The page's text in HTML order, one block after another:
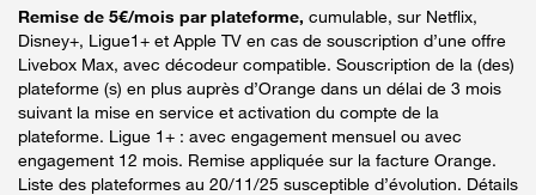
Remise de 5€/mois par plateforme, cumulable, sur Netflix,
Disney+, Ligue1+ et Apple TV en cas de souscription d’une offre
Livebox Max, avec décodeur compatible. Souscription de la (des)
plateforme (s) en plus auprès d’Orange dans un délai de 3 mois
suivant la mise en service et activation du compte de la
plateforme. Ligue 1+ : avec engagement mensuel ou avec
engagement 12 mois. Remise appliquée sur la facture Orange.
Liste des plateformes au 20/11/25 susceptible d’évolution. Détails